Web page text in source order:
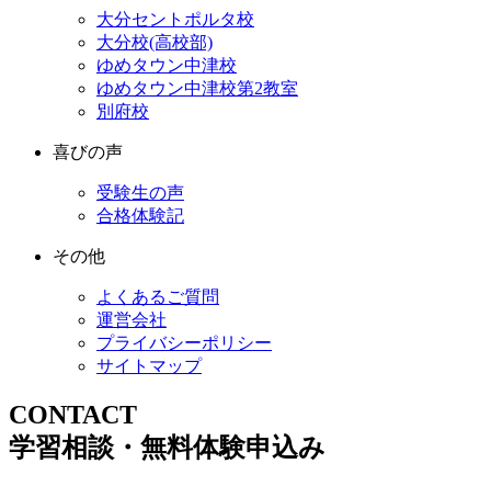
大分セントポルタ校
大分校(高校部)
ゆめタウン中津校
ゆめタウン中津校第2教室
別府校
喜びの声
受験生の声
合格体験記
その他
よくあるご質問
運営会社
プライバシーポリシー
サイトマップ
CONTACT
学習相談・無料体験申込み